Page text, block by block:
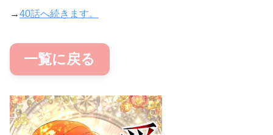
→40話へ続きます。
一覧に戻る